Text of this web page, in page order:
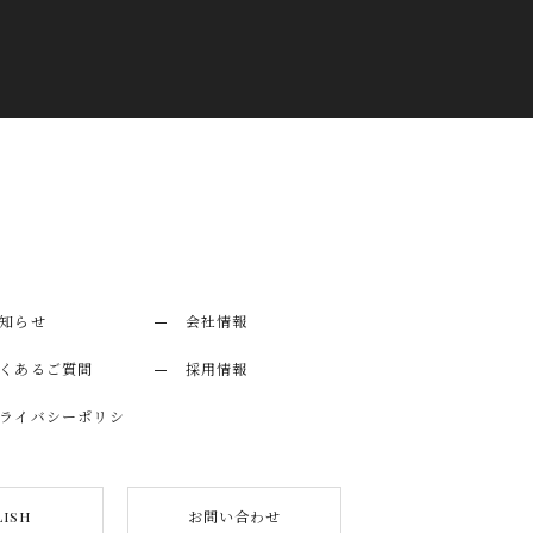
らせ 会社情報
あるご質問 採用情報
イバシーポリシ
お問い合わせ